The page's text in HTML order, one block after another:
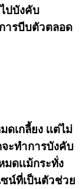
ปบังคับ
ารบีบตัวตลอด
เกลี้ยง เเต่ไม่
จะทำการบังคับ
ดเเม้กระทั่ง
น์ที่เป็นตัวช่วย